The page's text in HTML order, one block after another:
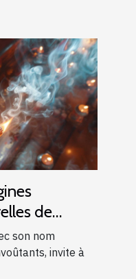
de
son nom
invite à